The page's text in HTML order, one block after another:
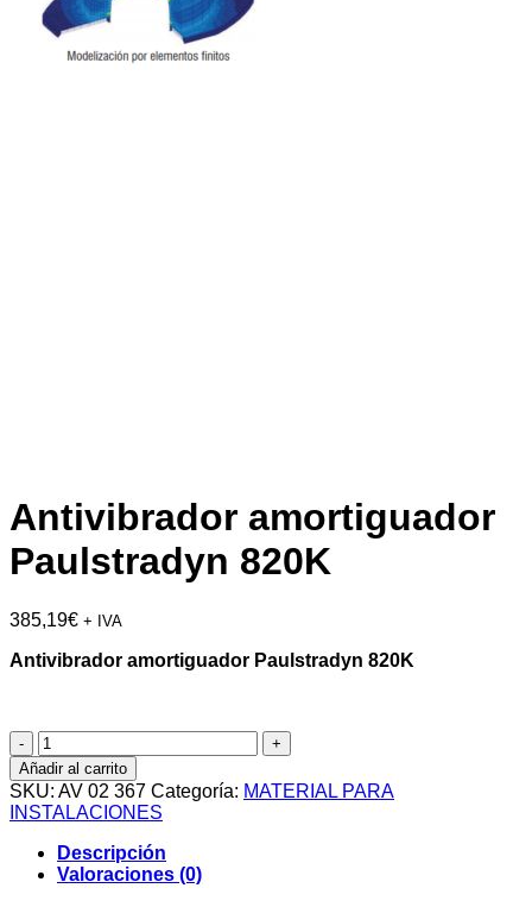
Antivibrador amortiguador
Paulstradyn 820K
385,19€ + IVA
Antivibrador amortiguador Paulstradyn 820K
Antivibrador
amortiguador
Paulstradyn
820K
cantidad
Añadir al carrito
SKU: AV 02 367 Categoría: MATERIAL PARA
INSTALACIONES
Descripción
Valoraciones (0)